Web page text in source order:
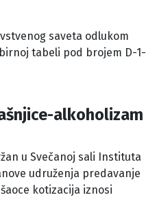
saveta odlukom
tabeli pod brojem D-1-
alkoholizam
u Svečanoj sali Instituta
udruženja predavanje
kotizacija iznosi